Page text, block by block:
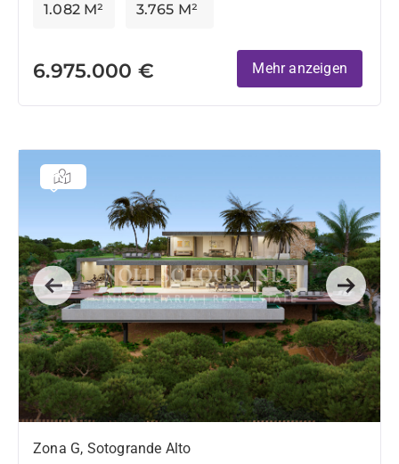
1.082 M² 3.765 M²
6.975.000 € Mehr anzeigen
Previous Next
Zona G, Sotogrande Alto